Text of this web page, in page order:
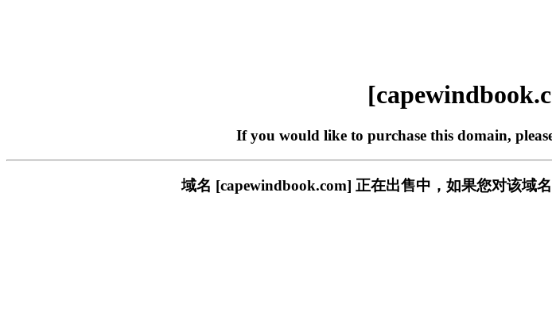
If you would like to purchase this domain,
域名 [capewindbook.com] 正在出售中，如果您对该域